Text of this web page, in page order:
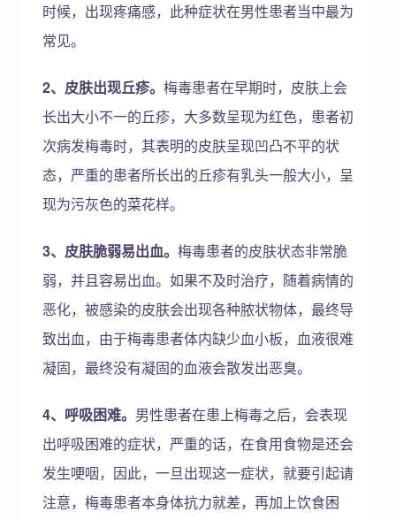
时候，出现疼痛感，此种症状在男性患者当中最为
常见。
2、皮肤出现丘疹。 梅毒患者在早期时，皮肤上会
长出大小不一的丘疹，大多数呈现为红色，患者初
次病发梅毒时，其表明的皮肤呈现凹凸不平的状
态，严重的患者所长出的丘疹有乳头一般大小，呈
现为污灰色的菜花样。
3、皮肤脆弱易出血。 梅毒患者的皮肤状态非常脆
弱，并且容易出血。如果不及时治疗，随着病情的
恶化，被感染的皮肤会出现各种脓状物体，最终导
致出血，由于梅毒患者体内缺少血小板，血液很难
凝固，最终没有凝固的血液会散发出恶臭。
4、呼吸困难。 男性患者在患上梅毒之后，会表现
出呼吸困难的症状，严重的话，在食用食物是还会
发生哽咽，因此，一旦出现这一症状，就要引起请
注意，梅毒患者本身体抗力就差，再加上饮食困